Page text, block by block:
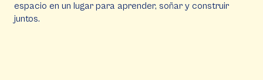
espacio en un lugar para aprender, soñar y construir
juntos.